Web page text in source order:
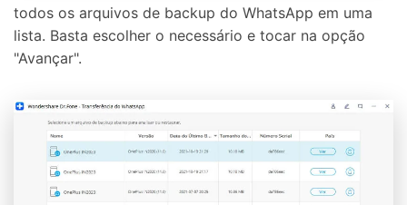
todos os arquivos de backup do WhatsApp em uma
lista. Basta escolher o necessário e tocar na opção
"Avançar".